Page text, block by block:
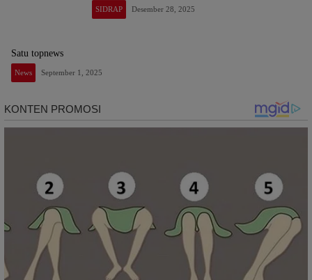
SIDRAP Desember 28, 2025
Satu topnews
News September 1, 2025